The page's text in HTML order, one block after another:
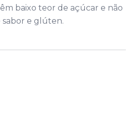
baixo teor de açúcar e não
sabor e glúten.